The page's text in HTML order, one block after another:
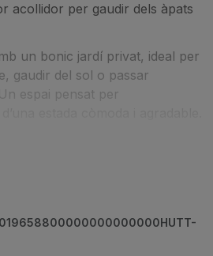
acollidor per gaudir dels àpats
un bonic jardí privat, ideal per
gaudir del sol o passar
espai pensat per